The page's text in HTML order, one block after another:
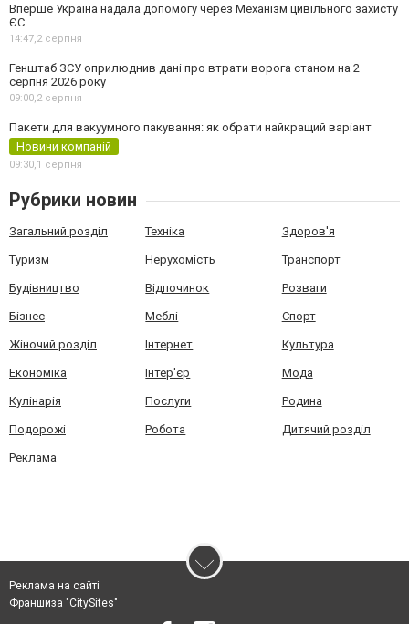
Вперше Україна надала допомогу через Механізм цивільного захисту
ЄС
14:47,2 серпня
Генштаб ЗСУ оприлюднив дані про втрати ворога станом на 2
серпня 2026 року
09:00,2 серпня
Пакети для вакуумного пакування: як обрати найкращий варіант
Новини компаній
09:30,1 серпня
Рубрики новин
Загальний розділ Техніка Здоров'я
Туризм Нерухомість Транспорт
Будівництво Відпочинок Розваги
Бізнес Меблі Спорт
Жіночий розділ Інтернет Культура
Економіка Інтер'єр Мода
Кулінарія Послуги Родина
Подорожі Робота Дитячий розділ
Реклама
Реклама на сайті
Франшиза "CitySites"